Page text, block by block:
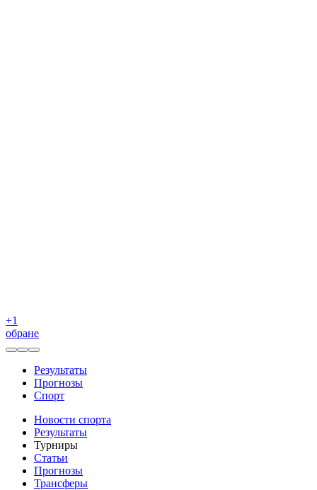
+1
обране
Результаты
Прогнозы
Спорт
Новости спорта
Результаты
Турниры
Статьи
Прогнозы
Трансферы